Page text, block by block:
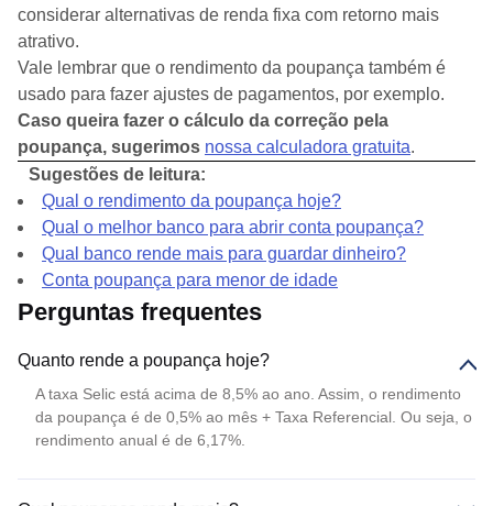
considerar alternativas de renda fixa com retorno mais
atrativo.
Vale lembrar que o rendimento da poupança também é
usado para fazer ajustes de pagamentos, por exemplo.
Caso queira fazer o cálculo da correção pela
poupança, sugerimos nossa calculadora gratuita.
Sugestões de leitura:
Qual o rendimento da poupança hoje?
Qual o melhor banco para abrir conta poupança?
Qual banco rende mais para guardar dinheiro?
Conta poupança para menor de idade
Perguntas frequentes
Quanto rende a poupança hoje?
A taxa Selic está acima de 8,5% ao ano. Assim, o rendimento
da poupança é de 0,5% ao mês + Taxa Referencial. Ou seja, o
rendimento anual é de 6,17%.